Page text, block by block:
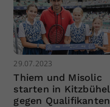
29.07.2023
Thiem und Misolic
starten in Kitzbühel
gegen Qualifikanten